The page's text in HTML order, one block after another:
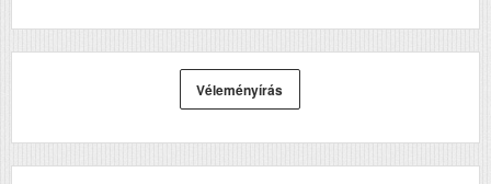
Felbontás (dpi)
Havi terhelhetőség
100000
Véleményírás